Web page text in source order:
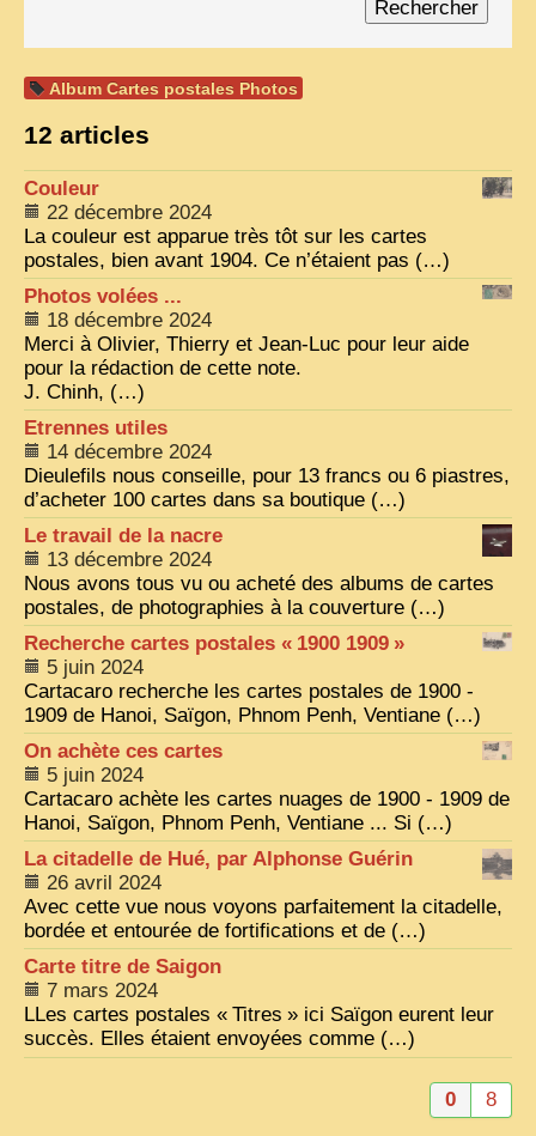
VIETNAM 1950
ALBUMS DE FAMILLE
INDOCHINE HISTORIQUE
ARMÉE, JUSTICE, EDUCATION, RELIGION...
MÉTIERS, FÊTES, TRANSPORTS
TRADITIONS ET MODERNITÉ
INSOLITES
EN DIRECT
ENQUÊTES
L’ ACTU
2025 LAOS 1950 CPSM
2026 PERI, VIÊT-CONG
VIETNAM
ZOOM PHOTO
DÊ THAM
MUSÉES
ALBUMS FAMILLE
EN
Album Cartes postales Photos
12 articles
Couleur
22 décembre 2024
La couleur est apparue très tôt sur les cartes
postales, bien avant 1904. Ce n’étaient pas (…)
Photos volées ...
18 décembre 2024
Merci à Olivier, Thierry et Jean-Luc pour leur aide
pour la rédaction de cette note.
J. Chinh, (…)
Etrennes utiles
14 décembre 2024
Dieulefils nous conseille, pour 13 francs ou 6 piastres,
d’acheter 100 cartes dans sa boutique (…)
Le travail de la nacre
13 décembre 2024
Nous avons tous vu ou acheté des albums de cartes
postales, de photographies à la couverture (…)
Recherche cartes postales « 1900 1909 »
5 juin 2024
Cartacaro recherche les cartes postales de 1900 -
1909 de Hanoi, Saïgon, Phnom Penh, Ventiane (…)
On achète ces cartes
5 juin 2024
Cartacaro achète les cartes nuages de 1900 - 1909 de
Hanoi, Saïgon, Phnom Penh, Ventiane ... Si (…)
La citadelle de Hué, par Alphonse Guérin
26 avril 2024
Avec cette vue nous voyons parfaitement la citadelle,
bordée et entourée de fortifications et de (…)
Carte titre de Saigon
7 mars 2024
LLes cartes postales « Titres » ici Saïgon eurent leur
succès. Elles étaient envoyées comme (…)
0 8